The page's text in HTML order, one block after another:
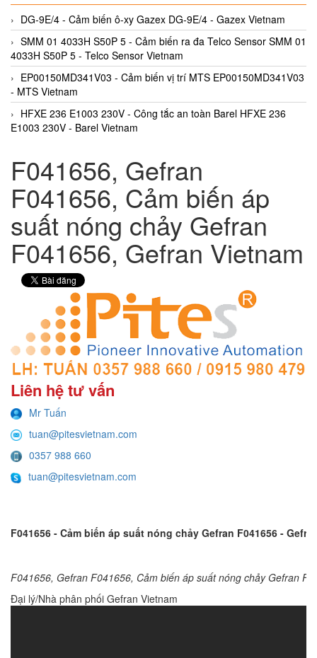
DG-9E/4 - Cảm biến ô-xy Gazex DG-9E/4 - Gazex Vietnam
SMM 01 4033H S50P 5 - Cảm biến ra đa Telco Sensor SMM 01
4033H S50P 5 - Telco Sensor Vietnam
EP00150MD341V03 - Cảm biến vị trí MTS EP00150MD341V03
- MTS Vietnam
HFXE 236 E1003 230V - Công tắc an toàn Barel HFXE 236
E1003 230V - Barel Vietnam
F041656, Gefran
F041656, Cảm biến áp
suất nóng chảy Gefran
F041656, Gefran Vietnam
Liên hệ tư vấn
Mr Tuấn
tuan@pitesvietnam.com
0357 988 660
tuan@pitesvietnam.com
F041656 - Cảm biến áp suất nóng chảy Gefran F041656 -
F041656, Gefran F041656, Cảm biến áp suất nóng chảy Gefran
Đại lý/Nhà phân phối Gefran Vietnam